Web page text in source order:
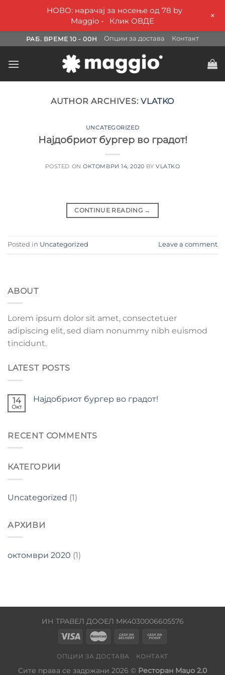
to
content
РАБ. ВРЕМЕ 10 - 00H Опции за достава Контакт
AUTHOR ARCHIVES:VLATKO
UNCATEGORIZED
Најдобриот бургер во градот!
POSTED ONОКТОМВРИ 14, 2020 BY VLATKO
CONTINUE READING →
Posted in Uncategorized Leave a comment
ABOUT
Lorem ipsum dolor sit amet, consectetuer
adipiscing elit, sed diam nonummy nibh euismod
tincidunt.
LATEST POSTS
14
Окт
Најдобриот бургер во градот!
RECENT COMMENTS
КАТЕГОРИИ
Uncategorized (1)
АРХИВИ
октомври 2020 (1)
ИН ТРАВЕЛ ДООЕЛ MK4030006605576
ОПЦИИ ЗА ДОСТАВА КОНТАКТ
Сите права се задржани 2026 © Ресторан Маџо 2.0
НОВО: нарачај за носење од 78 by
Maggio -
Клик ОВДЕ +